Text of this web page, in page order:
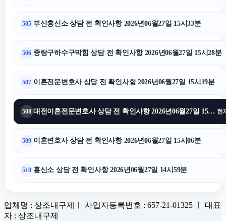
505 부산흥신소 상담 전 확인사항 2026년06월27일 15시33분
506 중랑구하수구막힘 상담 전 확인사항 2026년06월27일 15시28분
507 이혼전문변호사 상담 전 확인사항 2026년06월27일 15시19분
508 대전이혼전문변호사 상담 전 확인사항 2026년06월27일 15시12분 현
509 이혼변호사 상담 전 확인사항 2026년06월27일 15시06분
510 흥신소 상담 전 확인사항 2026년06월27일 14시59분
업체명 : 상조내구제ㅣ 사업자등록번호 : 657-21-01325 ㅣ 대표
자 : 상조내구제